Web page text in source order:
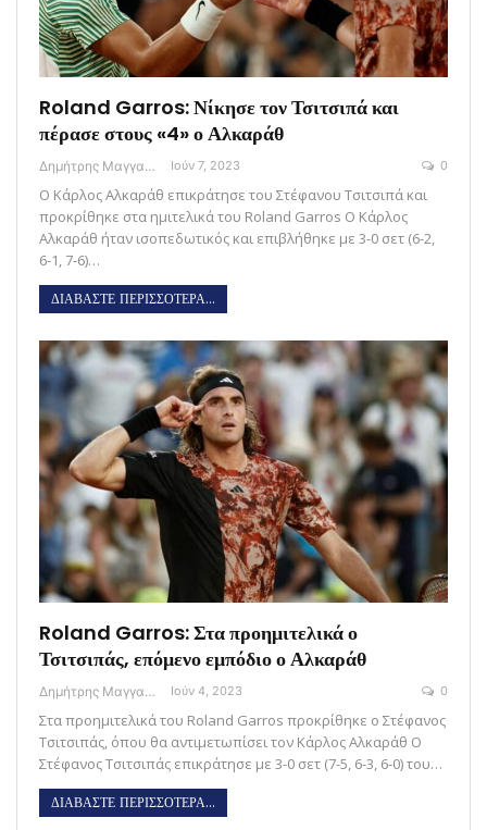
Roland Garros: Νίκησε τον Τσιτσιπά και
πέρασε στους «4» ο Αλκαράθ
Δημήτρης Μαγγανάρης Ιούν 7, 2023 0
Ο Κάρλος Αλκαράθ επικράτησε του Στέφανου Τσιτσιπά και
προκρίθηκε στα ημιτελικά του Roland Garros Ο Κάρλος
Αλκαράθ ήταν ισοπεδωτικός και επιβλήθηκε με 3-0 σετ (6-2,
6-1, 7-6)…
ΔΙΑΒΑΣΤΕ ΠΕΡΙΣΣΟΤΕΡΑ...
Roland Garros: Στα προημιτελικά ο
Τσιτσιπάς, επόμενο εμπόδιο ο Αλκαράθ
Δημήτρης Μαγγανάρης Ιούν 4, 2023 0
Στα προημιτελικά του Roland Garros προκρίθηκε ο Στέφανος
Τσιτσιπάς, όπου θα αντιμετωπίσει τον Κάρλος Αλκαράθ O
Στέφανος Τσιτσιπάς επικράτησε με 3-0 σετ (7-5, 6-3, 6-0) του…
ΔΙΑΒΑΣΤΕ ΠΕΡΙΣΣΟΤΕΡΑ...